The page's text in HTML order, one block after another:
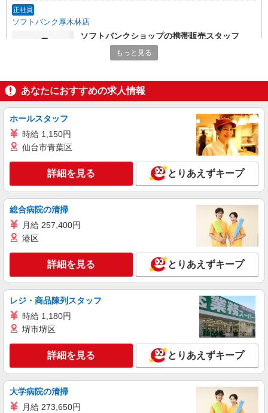
正社員
ソフトバンク厚木林店
ソフトバンクショップの携帯販売スタッフ
月給 233,500円 〜 336,000円 固定残業代:
11,000円 〜 11,000円（7時間相当） ＊時間外手当
して支給し、相当時間を超える時間外労働分は法
定どおり追加で支給します。 試用期間あり 3ヶ月
丁目 12‐48 杉田ビル1階
キープ 詳細を見る
正社員
ソフトバンク厚木妻田店
ソフトバンクショップの携帯販売スタッフ
月給 233,500円 〜 336,000円 固定残業代:
11,000円 〜 11,000円（7時間相当） ＊時間外手当
は時間外労働の有無にかかわらず、固定残業代と
して支給し、相当時間を超える時間外労働分は法
定どおり追加で支給します。 試用期間あり 3ヶ月
■ソフトバンク厚木妻田店 神奈川県 厚木市 妻
詳細を見る
株式会社日本パーソナルビジネス 首都圏支社（T11_104）
≪携帯販売｜家電量販店のauコーナー≫
時給1700円〜1800円 ◆交通費規定支給◆直雇
用へ切替後：月給286,200円＋交通費
キープ 詳細を見る
派遣社員
株式会社日本パーソナルビジネス 首都圏支社（T11_606）
もっと見る
あなたにおすすめの求人情報
ホールスタッフ
時給 1,150円
仙台市青葉区
詳細を見る とりあえずキープ
総合病院の清掃
月給 257,400円
港区
詳細を見る とりあえずキープ
レジ・商品陳列スタッフ
時給 1,180円
堺市堺区
詳細を見る とりあえずキープ
大学病院の清掃
月給 273,650円